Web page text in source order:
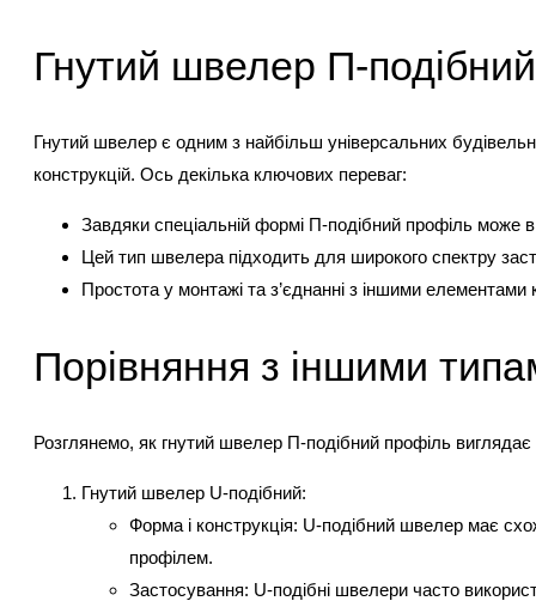
Гнутий швелер П-
Гнутий швелер є одним з найбільш універсальних
конструкцій. Ось декілька ключових переваг:
Завдяки спеціальній формі П-подібний профіль може
Цей тип швелера підходить для широкого спектру
Простота у монтажі та з’єднанні з іншими елементами
Порівняння з іншими
Розглянемо, як гнутий швелер П-подібний профіль виглядає
Гнутий швелер U-подібний:
Форма і конструкція: U-подібний швелер має
профілем.
Застосування: U-подібні швелери часто